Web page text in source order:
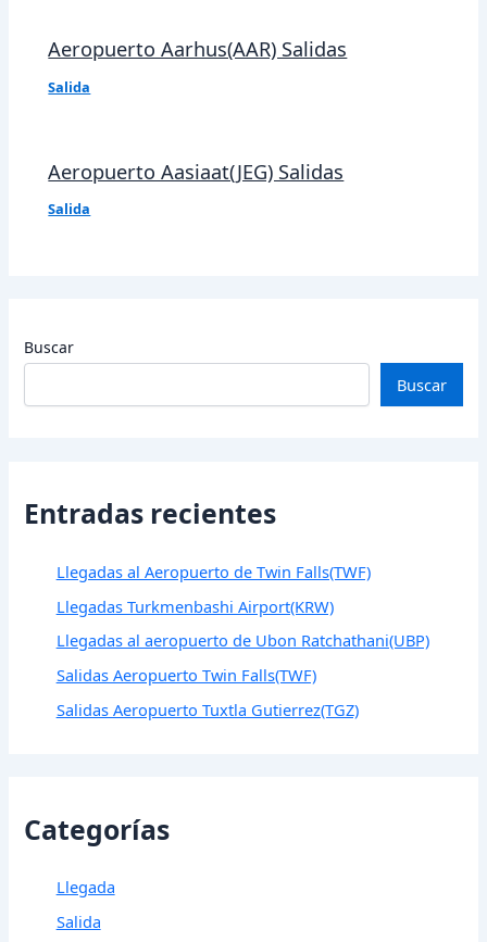
Aeropuerto Aarhus(AAR) Salidas
Salida
Aeropuerto Aasiaat(JEG) Salidas
Salida
Buscar
Buscar
Entradas recientes
Llegadas al Aeropuerto de Twin Falls(TWF)
Llegadas Turkmenbashi Airport(KRW)
Llegadas al aeropuerto de Ubon Ratchathani(UBP)
Salidas Aeropuerto Twin Falls(TWF)
Salidas Aeropuerto Tuxtla Gutierrez(TGZ)
Categorías
Llegada
Salida